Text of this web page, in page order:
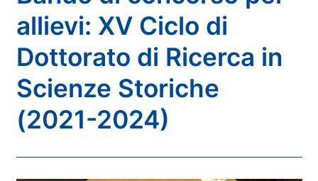
allievi: XV Ciclo di
Dottorato di Ricerca in
Scienze Storiche
(2021-2024)